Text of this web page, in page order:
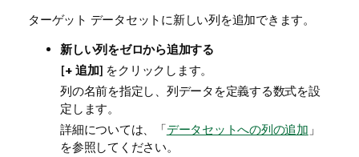
ターゲット データセットに新しい列を追加できます。
新しい列をゼロから追加する
[+ 追加] をクリックします。
列の名前を指定し、列データを定義する数式を設
定します。
詳細については、「データセットへの列の追加 」
を参照してください。